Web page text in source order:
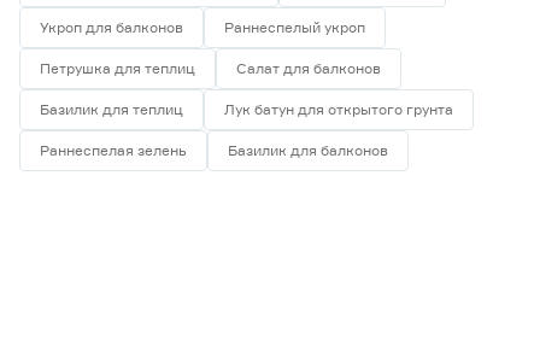
Укроп для балконов Раннеспелый укроп
Петрушка для теплиц Салат для балконов
Базилик для теплиц Лук батун для открытого грунта
Раннеспелая зелень Базилик для балконов